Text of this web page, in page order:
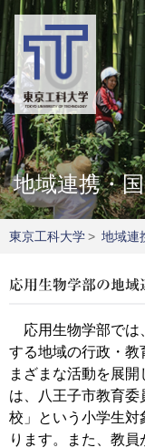
地域連携・
東京工科大学> 地域連
応用生物学部の地域
応用生物学部では
する地域の行政・教
まざまな活動を展
は、八王子市教育
校」という小学生対
ります。また、教